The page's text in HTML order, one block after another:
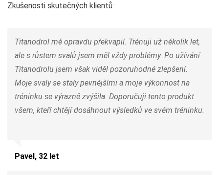
Zkušenosti skutečných klientů:
Titanodrol mě opravdu překvapil. Trénuji už několik let,
ale s růstem svalů jsem měl vždy problémy. Po užívání
Titanodrolu jsem však viděl pozoruhodné zlepšení.
Moje svaly se staly pevnějšími a moje výkonnost na
tréninku se výrazně zvýšila. Doporučuji tento produkt
všem, kteří chtějí dosáhnout výsledků ve svém tréninku.
Pavel, 32 let